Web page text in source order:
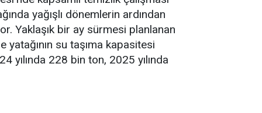
yağışlı dönemlerin ardından
Yaklaşık bir ay sürmesi planlanan
su taşıma kapasitesi
yılında 228 bin ton, 2025 yılında